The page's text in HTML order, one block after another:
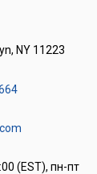
NY 11223
(EST), пн-пт